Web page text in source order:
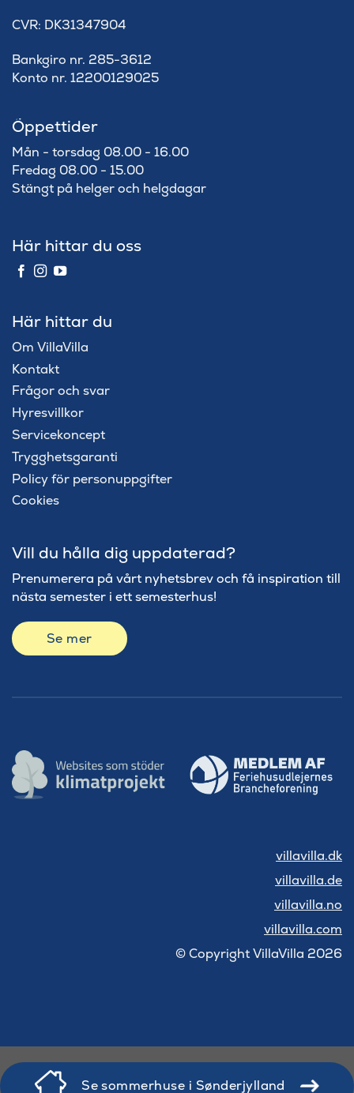
​CVR: DK31347904
Bankgiro nr. 285-3612
Konto nr. 12200129025
Öppettider
Mån - torsdag 08.00 - 16.00
Fredag 08.00 - 15.00
Stängt på helger och helgdagar
Här hittar du oss
Här hittar du
Om VillaVilla
Kontakt
Frågor och svar
Hyresvillkor
Servicekoncept
Trygghetsgaranti
Policy för personuppgifter
Cookies
Vill du hålla dig uppdaterad?
Prenumerera på vårt nyhetsbrev och få inspiration till
nästa semester i ett semesterhus!
Se mer
villavilla.dk
villavilla.de
villavilla.no
villavilla.com
© Copyright VillaVilla 2026
Se sommerhuse i Sønderjylland